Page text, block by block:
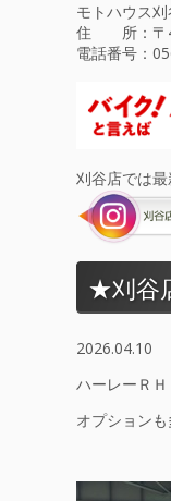
モトハウス
住 所：〒
電話番号：
刈谷店では
★刈谷
2026.04.10
ハーレーＲ
オプション